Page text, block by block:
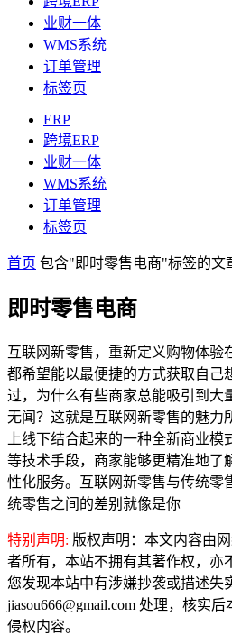
业财一体
WMS系统
订单管理
标签页
ERP
跨境ERP
业财一体
WMS系统
订单管理
标签页
首页 包含"即时零售电商"标签的文
即时零售电商
互联网新零售，重新定义购物体验
都希望能以最便捷的方式获取自己
过，为什么有些商家总能吸引到大
无闻？这就是互联网新零售的魅力
上线下结合起来的一种全新商业
等技术手段，商家能够更精准地了
性化服务。互联网新零售与传统零
统零售之间的差别就像是你
特别声明: 版权声明：本文内容由
者所有，本站不拥有其著作权，亦
您发现本站中有涉嫌抄袭或描述失
jiasou666@gmail.com 处理，核实
侵权内容。